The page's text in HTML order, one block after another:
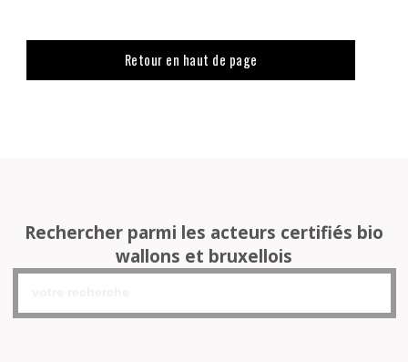
Retour en haut de page
Rechercher parmi les acteurs certifiés bio
wallons et bruxellois